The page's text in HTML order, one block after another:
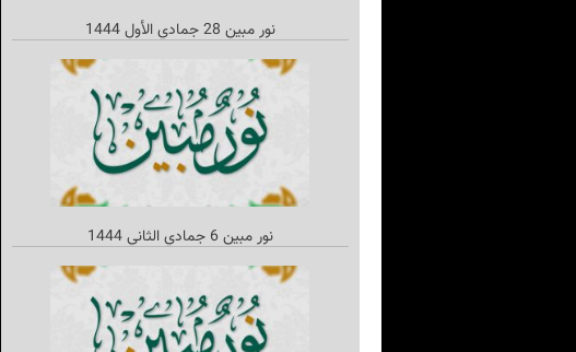
نور مبین 28 جمادي الأول 1444
نور مبین 6 جمادي الثاني 1444